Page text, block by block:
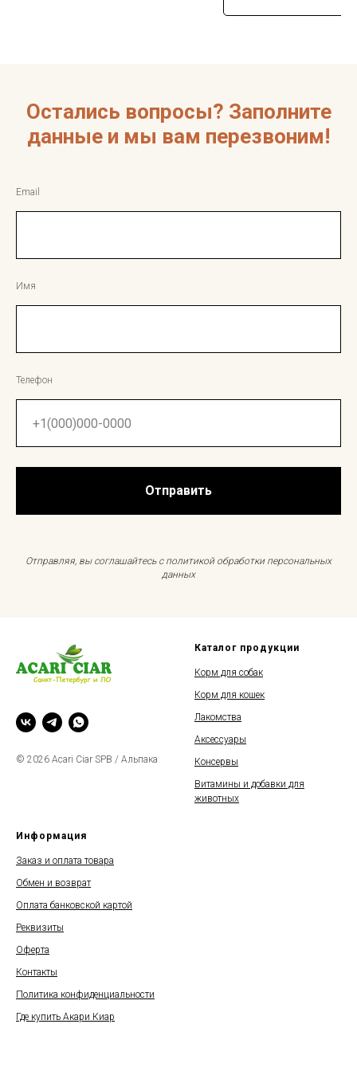
Остались вопросы? Заполните
данные и мы вам перезвоним!
Email
Имя
Телефон
Отправить
Отправляя, вы соглашайтесь с политикой обработки персональных
данных
© 2026 Acari Ciar SPB / Альпака
Каталог продукции
Корм для собак
Корм для кошек
Лакомства
Аксессуары
Консервы
Витамины и добавки для
животных
Информация
Заказ и оплата товара
Обмен и возврат
Оплата банковской картой
Реквизиты
Оферта
Контакты
Политика конфиденциальности
Где купить Акари Киар